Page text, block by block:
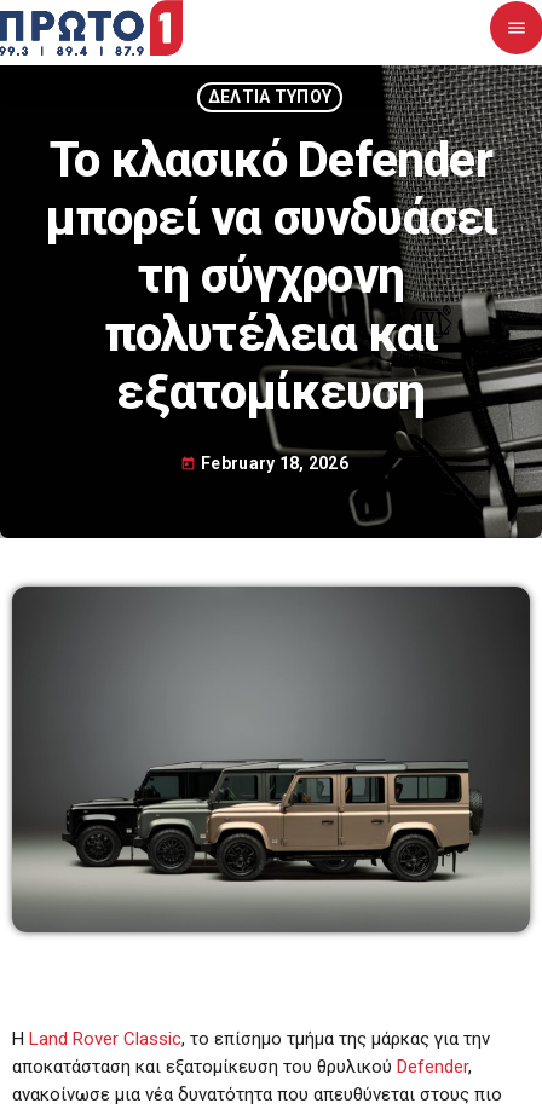
menu
close
Αρχική
Σχετικά με εμάς
Διαγωνισμοί
Επικοινωνία
09:00 - 11:00
REMIX & REWIND DJ SET
18:00 - 19:00
ΔΕΛΤΙΑ ΤΥΠΟΥ
Το κλασικό Defender
μπορεί να συνδυάσει
τη σύγχρονη
πολυτέλεια και
εξατομίκευση
today February 18, 2026
Η Land Rover Classic, το επίσημο τμήμα της μάρκας για την
αποκατάσταση και εξατομίκευση του θρυλικού Defender,
ανακοίνωσε μια νέα δυνατότητα που απευθύνεται στους πιο